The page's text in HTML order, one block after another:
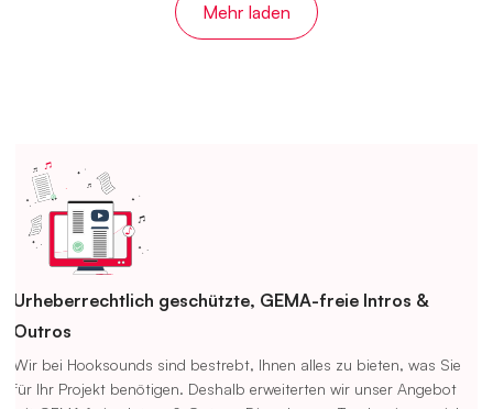
Mehr laden
Urheberrechtlich geschützte, GEMA-freie Intros &
Outros
Wir bei Hooksounds sind bestrebt, Ihnen alles zu bieten, was Sie
für Ihr Projekt benötigen. Deshalb erweiterten wir unser Angebot